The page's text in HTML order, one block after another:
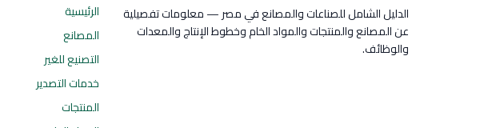
الدليل الشامل للصناعات والمصانع في مصر — معلومات تفصيلية
عن المصانع والمنتجات والمواد الخام وخطوط الإنتاج والمعدات
والوظائف.
الرئيسية
المصانع
التصنيع للغير
خدمات التصدير
المنتجات